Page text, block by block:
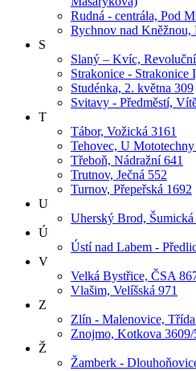
Rudná - centrála, Pod
Rychnov nad Kněžnou,
S
Slaný – Kvíc,
Strakonice - Strakonice
Studénka, 2. května 309
Svitavy - Předměstí,
T
Tábor, Vožická 3161
Tehovec, U
Třeboň, Nádražní 641
Trutnov, Ječná 552
Turnov, Přepeřská 1692
U
Uherský Brod, Šumická
Ú
Ústí nad Labem -
V
Velká Bystřice, ČSA
Vlašim, Velíšská 971
Z
Zlín - Malenovice,
Znojmo, Kotkova 3609/
Ž
Žamberk -